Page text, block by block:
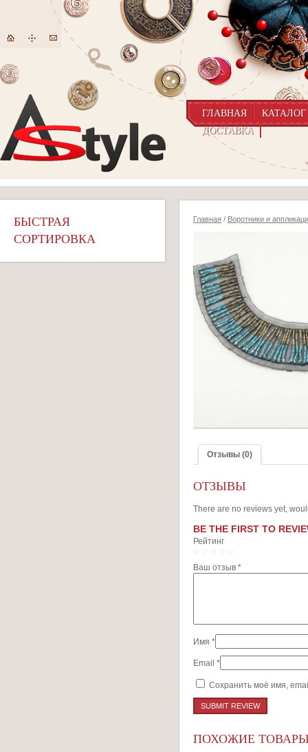
ГЛАВНАЯ
КАТАЛОГ
ДОСТАВКА
БЫСТРАЯ
СОРТИРОВКА
Главная / Воротники и
Отзывы (0)
ОТЗЫВЫ
There are no reviews yet,
BE THE FIRST TO
Рейтинг
Ваш отзыв *
Имя *
Email *
Сохранить моё имя,
ПОХОЖИЕ